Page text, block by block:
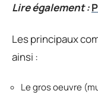
Lire également :
Les principaux
ainsi :
Le gros oeuvre